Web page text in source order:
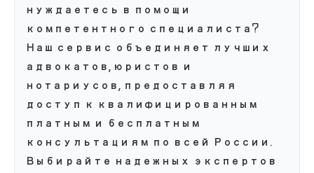
нуждаетесь в помощи
компетентного специалиста?
Наш сервис объединяет лучших
адвокатов, юристов и
нотариусов, предоставляя
доступ к квалифицированным
платным и бесплатным
консультациям по всей России.
Выбирайте надежных экспертов